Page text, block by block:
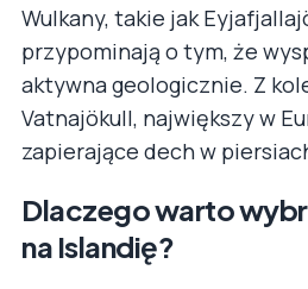
Wulkany, takie jak
przypominają o tym, że
aktywna geologicznie. Z
Vatnajökull, największy w
zapierające dech w
Dlaczego warto
na Islandię?